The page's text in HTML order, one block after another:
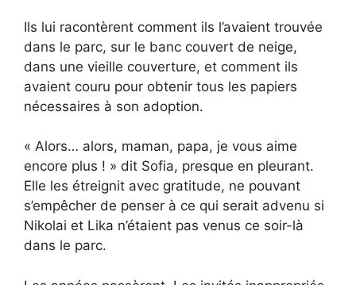
Ils lui racontèrent comment ils l’avaient trouvée
dans le parc, sur le banc couvert de neige,
dans une vieille couverture, et comment ils
avaient couru pour obtenir tous les papiers
nécessaires à son adoption.
« Alors… alors, maman, papa, je vous aime
encore plus ! » dit Sofia, presque en pleurant.
Elle les étreignit avec gratitude, ne pouvant
s’empêcher de penser à ce qui serait advenu si
Nikolai et Lika n’étaient pas venus ce soir-là
dans le parc.